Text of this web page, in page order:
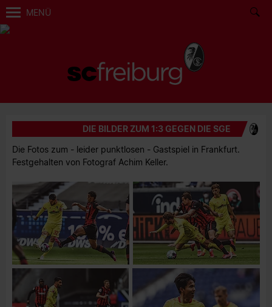
MENÜ
DIE BILDER ZUM 1:3 GEGEN DIE SGE
Die Fotos zum - leider punktlosen - Gastspiel in Frankfurt.
Festgehalten von Fotograf Achim Keller.